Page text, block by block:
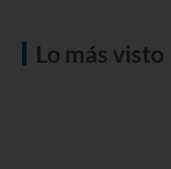
Lo más visto